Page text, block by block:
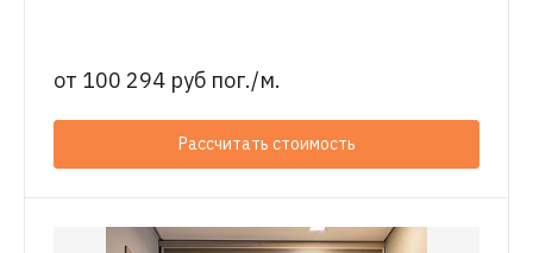
от 100 294 руб пог./м.
Рассчитать стоимость